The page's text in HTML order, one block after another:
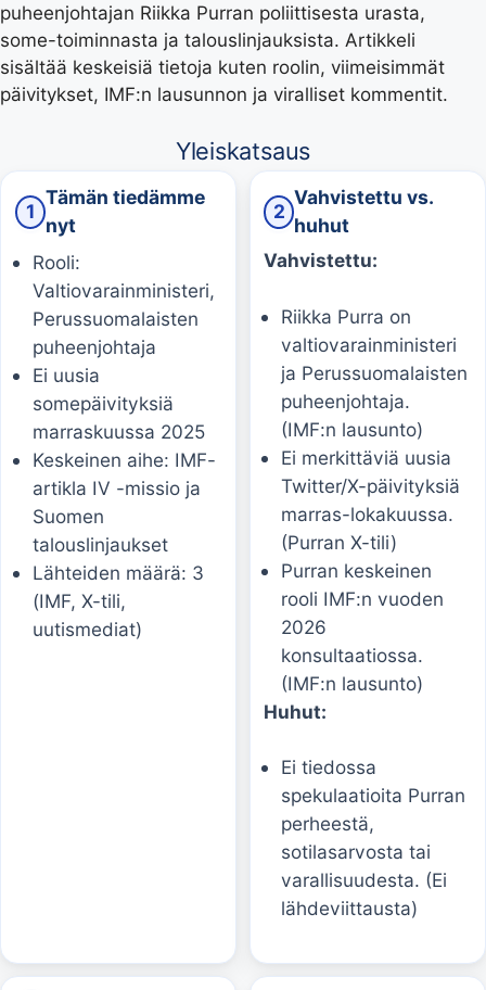
puheenjohtajan Riikka Purran poliittisesta urasta,
some-toiminnasta ja talouslinjauksista. Artikkeli
sisältää keskeisiä tietoja kuten roolin, viimeisimmät
päivitykset, IMF:n lausunnon ja viralliset kommentit.
Yleiskatsaus
1
Tämän tiedämme
nyt
Rooli:
Valtiovarainministeri,
Perussuomalaisten
puheenjohtaja
Ei uusia
somepäivityksiä
marraskuussa 2025
Keskeinen aihe: IMF-
artikla IV -missio ja
Suomen
talouslinjaukset
Lähteiden määrä: 3
(IMF, X-tili,
uutismediat)
2
Vahvistettu vs.
huhut
Vahvistettu:
Riikka Purra on
valtiovarainministeri
ja Perussuomalaisten
puheenjohtaja.
(IMF:n lausunto)
Ei merkittäviä uusia
Twitter/X-päivityksiä
marras-lokakuussa.
(Purran X-tili)
Purran keskeinen
rooli IMF:n vuoden
2026
konsultaatiossa.
(IMF:n lausunto)
Huhut:
Ei tiedossa
spekulaatioita Purran
perheestä,
sotilasarvosta tai
varallisuudesta. (Ei
lähdeviittausta)